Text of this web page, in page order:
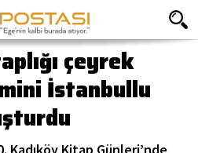
çeyrek
İstanbullu